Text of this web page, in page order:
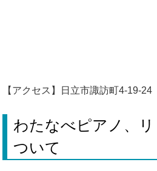
【アクセス】日立市諏訪町4-19-24
わたなべピアノ、
ついて